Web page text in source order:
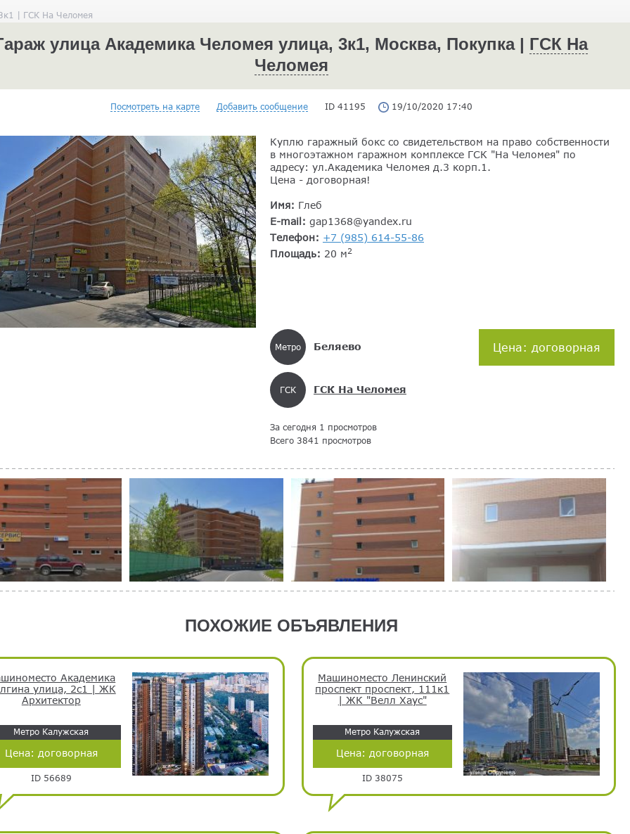
| ГСК На Челомея
улица Академика Челомея улица, 3к1, Москва, Покупка | ГСК На
Челомея
Посмотреть на карте Добавить сообщение ID 41195 19/10/2020 17:40
Куплю гаражный бокс со свидетельством на право собственности
в многоэтажном гаражном комплексе ГСК "На Челомея" по
адресу: ул.Академика Челомея д.3 корп.1.
Цена - договорная!
Имя: Глеб
E-mail: gap1368@yandex.ru
Телефон: +7 (985) 614-55-86
Площадь: 20 м2
Метро Беляево
ГСК ГСК На Челомея
Цена: договорная
За сегодня 1 просмотров
Всего 3841 просмотров
ПОХОЖИЕ ОБЪЯВЛЕНИЯ
Академика
улица, 2с1 | ЖК
Архитектор
Метро Калужская
Цена: договорная
ID 56689
Машиноместо Ленинский
проспект проспект, 111к1
| ЖК "Велл Хаус"
Метро Калужская
Цена: договорная
ID 38075